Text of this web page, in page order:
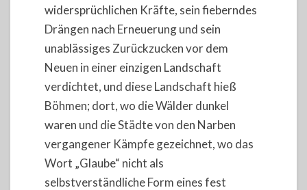
widersprüchlichen Kräfte, sein fieberndes
Drängen nach Erneuerung und sein
unablässiges Zurückzucken vor dem
Neuen in einer einzigen Landschaft
verdichtet, und diese Landschaft hieß
Böhmen; dort, wo die Wälder dunkel
waren und die Städte von den Narben
vergangener Kämpfe gezeichnet, wo das
Wort „Glaube“ nicht als
selbstverständliche Form eines fest